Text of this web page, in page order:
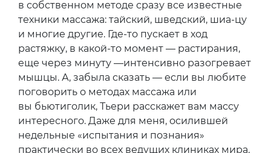
снова оказывается в деле и болит
с непривычки.
Не меньше нас с Ирой впечатлили и два
других специалиста, которые в La Reserve —
на вес золота. Первый — красавец мужчина
по имени Тьери, который делает вам такой
массаж тела, что, кажется, даже в Москве, где
любят прорабатывать мышцы на все сто,
с вами едва работают. Тьери совмещает
в собственном методе сразу все известные